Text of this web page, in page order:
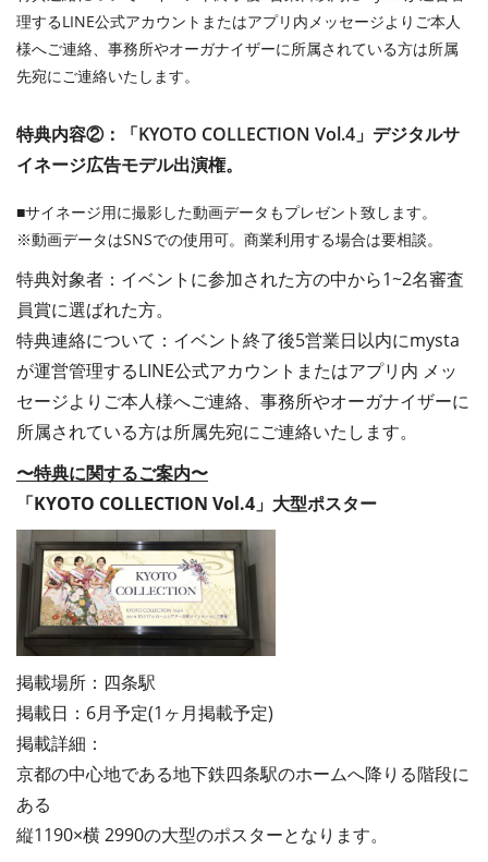
理するLINE公式アカウントまたはアプリ内メッセージよりご本人
様へご連絡、事務所やオーガナイザーに所属されている方は所属
先宛にご連絡いたします。
特典内容②：「KYOTO COLLECTION Vol.4」デジタルサ
イネージ広告モデル出演権。
■サイネージ用に撮影した動画データもプレゼント致します。
※動画データはSNSでの使用可。商業利用する場合は要相談。
特典対象者：イベントに参加された方の中から1~2名審査
員賞に選ばれた方。
特典連絡について：イベント終了後5営業日以内にmysta
が運営管理するLINE公式アカウントまたはアプリ内 メッ
セージよりご本人様へご連絡、事務所やオーガナイザーに
所属されている方は所属先宛にご連絡いたします。
〜特典に関するご案内〜
「KYOTO COLLECTION Vol.4」大型ポスター
掲載場所：四条駅
掲載日：6月予定(1ヶ月掲載予定)
掲載詳細：
京都の中心地である地下鉄四条駅のホームへ降りる階段に
ある
縦1190×横 2990の大型のポスターとなります。